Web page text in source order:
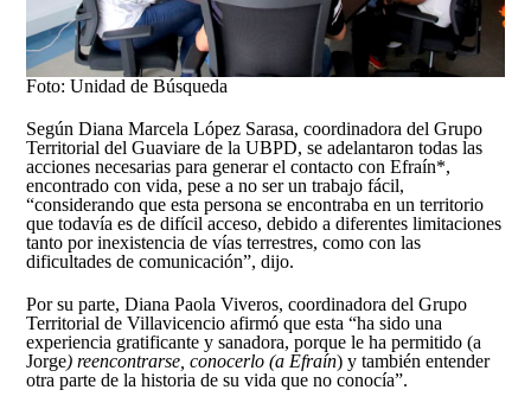
Foto: Unidad de Búsqueda
Según Diana Marcela López Sarasa, coordinadora del Grupo
Territorial del Guaviare de la UBPD, se adelantaron todas las
acciones necesarias para generar el contacto con Efraín*,
encontrado con vida, pese a no ser un trabajo fácil,
“considerando que esta persona se encontraba en un territorio
que todavía es de difícil acceso, debido a diferentes limitaciones
tanto por inexistencia de vías terrestres, como con las
dificultades de comunicación”, dijo.
Por su parte, Diana Paola Viveros, coordinadora del Grupo
Territorial de Villavicencio afirmó que esta “ha sido una
experiencia gratificante y sanadora, porque le ha permitido (a
Jorge) reencontrarse, conocerlo (a Efraín) y también entender
otra parte de la historia de su vida que no conocía”.